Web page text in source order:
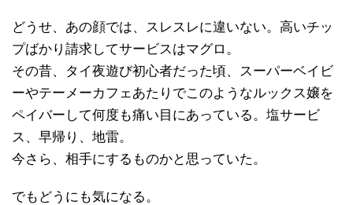
どうせ、あの顔では、スレスレに違いない。高いチッ
プばかり請求してサービスはマグロ。
その昔、タイ夜遊び初心者だった頃、スーパーベイビ
ーやテーメーカフェあたりでこのようなルックス嬢を
ペイバーして何度も痛い目にあっている。塩サービ
ス、早帰り、地雷。
今さら、相手にするものかと思っていた。
でもどうにも気になる。